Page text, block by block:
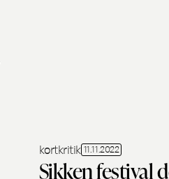
kortkritik 11.11.2022
Sikken festival